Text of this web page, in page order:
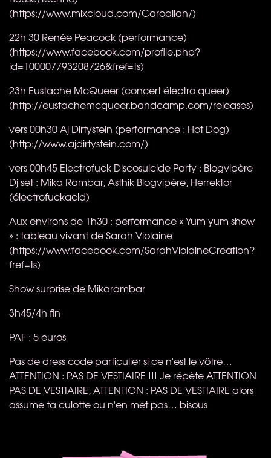
(https://www.mixcloud.com/Caroallan/)
22h 30 Renée Peacock (performance)
(https://www.facebook.com/profile.php?
id=100007793208726&fref=ts)
23h Eustache McQueer​ (concert électro queer)
(http://eustachemcqueer.bandcamp.com/releases)
vers 00h30 Aj Dirtystein (performance : Hot Dog)
(http://www.ajdirtystein.com/)
vers 00h45 Electrofuck Discosuicide Party : Blogvipère
Dj set : Mika Rambar, Asthik Blogvipère, Herrektor
(électrofuckacid)
Aux environs de 1h30 : performance « Yum yum show
» : tableau vivant de Sarah Violaine
(https://www.facebook.com/SarahViolaineCreation?
fref=ts)
Show surprise de Mikarambar
3h45/4h fin
PAF : 5 euros
Pas de dress code particulier si ce n'est le vôtre…
ATTENTION : PAS DE VESTIAIRE !!! Je répèteATTENTION
PAS DE VESTIAIRE,ATTENTION : PAS DE VESTIAIRE alors
assume ta culotte ou n'en met pas… bisous